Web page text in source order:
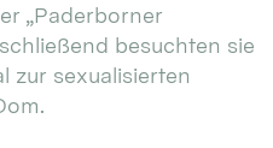
„Paderborner
besuchten sie
zur sexualisierten